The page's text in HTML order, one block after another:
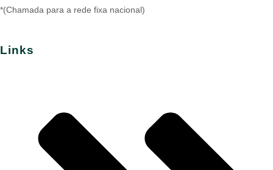
*(Chamada para a rede fixa nacional)
Links